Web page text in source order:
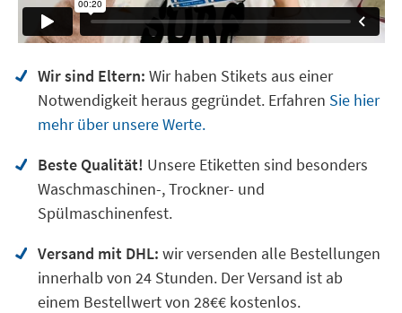
Wir sind Eltern: Wir haben Stikets aus einer
Notwendigkeit heraus gegründet. Erfahren Sie hier
mehr über unsere Werte.
Beste Qualität! Unsere Etiketten sind besonders
Waschmaschinen-, Trockner- und
Spülmaschinenfest.
Versand mit DHL: wir versenden alle Bestellungen
innerhalb von 24 Stunden. Der Versand ist ab
einem Bestellwert von 28€€ kostenlos.